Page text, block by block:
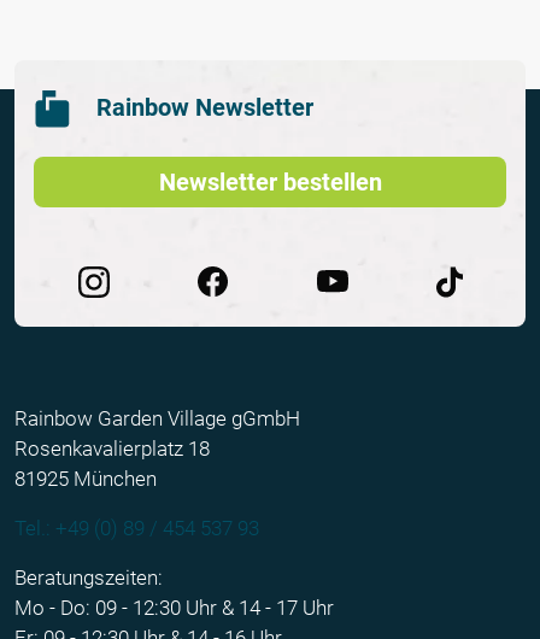
Rainbow Newsletter
Newsletter bestellen
Rainbow Garden Village gGmbH
Rosenkavalierplatz 18
81925 München
Tel.: +49 (0) 89 / 454 537 93
Beratungszeiten:
Mo - Do: 09 - 12:30 Uhr & 14 - 17 Uhr